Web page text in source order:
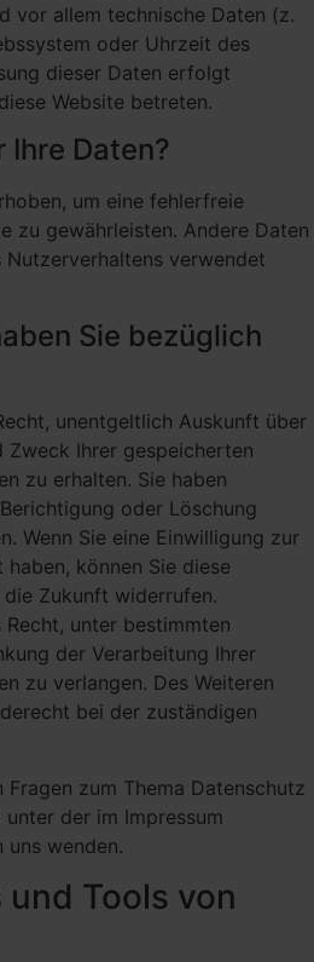
vor allem technische Daten (z.
oder Uhrzeit des
dieser Daten erfolgt
Website betreten.
Daten?
um eine fehlerfreie
zu gewährleisten. Andere Daten
Nutzerverhaltens verwendet
Sie bezüglich
unentgeltlich Auskunft über
Zweck Ihrer gespeicherten
zu erhalten. Sie haben
oder Löschung
Wenn Sie eine Einwilligung zur
können Sie diese
Zukunft widerrufen.
unter bestimmten
der Verarbeitung Ihrer
zu verlangen. Des Weiteren
bei der zuständigen
zum Thema Datenschutz
der im Impressum
uns wenden.
Tools von